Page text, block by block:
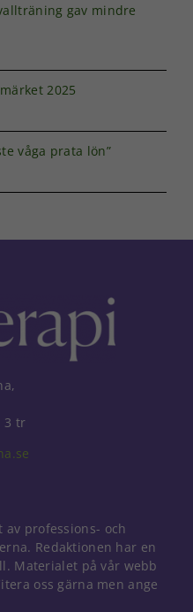
gav mindre
2025
våga prata lön”
3 tr
av professions- och
Redaktionen har en
Materialet på vår webb
oss gärna men ange